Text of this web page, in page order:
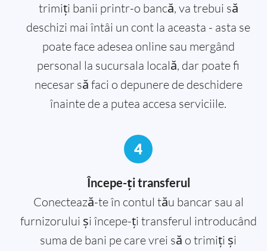
trimiți banii printr-o bancă, va trebui să
deschizi mai întâi un cont la aceasta - asta se
poate face adesea online sau mergând
personal la sucursala locală, dar poate fi
necesar să faci o depunere de deschidere
înainte de a putea accesa serviciile.
4
Începe-ți transferul
Conectează-te în contul tău bancar sau al
furnizorului și începe-ți transferul introducând
suma de bani pe care vrei să o trimiți și